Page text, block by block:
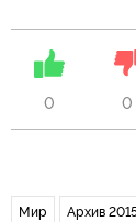
0 0
Мир Архив